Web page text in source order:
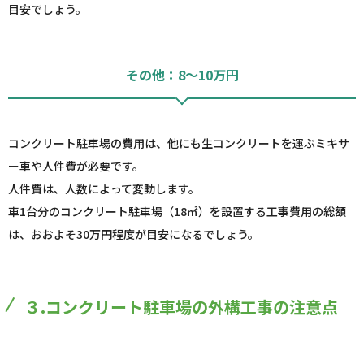
目安でしょう。
その他：8～10万円
コンクリート駐車場の費用は、他にも生コンクリートを運ぶミキサ
ー車や人件費が必要です。
人件費は、人数によって変動します。
車1台分のコンクリート駐車場（18㎡）を設置する工事費用の総額
は、おおよそ30万円程度が目安になるでしょう。
３.コンクリート駐車場の外構工事の注意点